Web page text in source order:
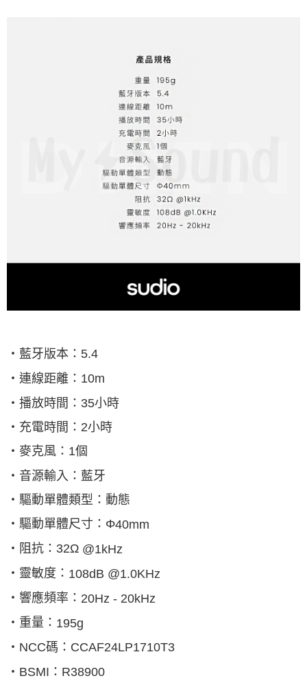
‧藍牙版本： 5.4
‧連線距離： 10m
‧播放時間： 35小時
‧充電時間： 2小時
‧麥克風： 1個
‧音源輸入：藍牙
‧驅動單體類型：動態
‧驅動單體尺寸：Φ40mm
‧阻抗： 32Ω @1kHz
‧靈敏度： 108dB @1.0KHz
‧響應頻率： 20Hz - 20kHz
‧重量： 195g
‧ NCC碼： CCAF24LP1710T3
‧ BSMI ： R38900